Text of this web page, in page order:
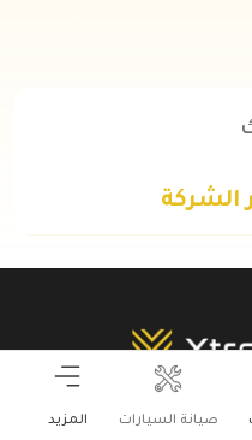
الشركة
فى مصر
صيانة السيارات المزيد